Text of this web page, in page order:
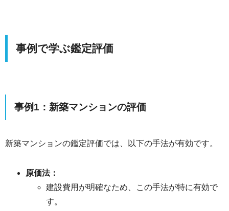
事例で学ぶ鑑定評価
事例1：新築マンションの評価
新築マンションの鑑定評価では、以下の手法が有効です。
原価法：
建設費用が明確なため、この手法が特に有効で
す。